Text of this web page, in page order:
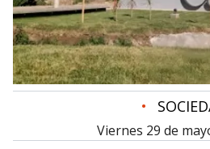
•
viernes 29 de